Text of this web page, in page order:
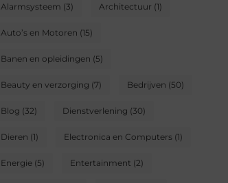
Alarmsysteem (3) Architectuur (1)
Auto’s en Motoren (15)
Banen en opleidingen (5)
Beauty en verzorging (7) Bedrijven (50)
Blog (32) Dienstverlening (30)
Dieren (1) Electronica en Computers (1)
Energie (5) Entertainment (2)